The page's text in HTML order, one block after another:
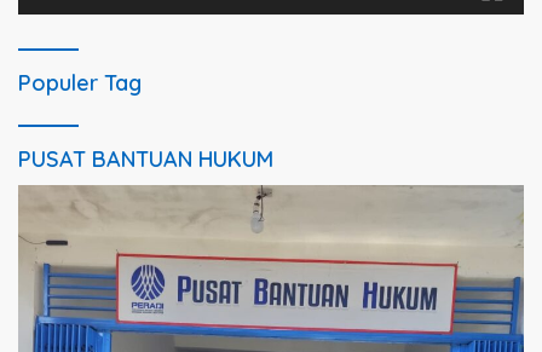
Populer Tag
PUSAT BANTUAN HUKUM